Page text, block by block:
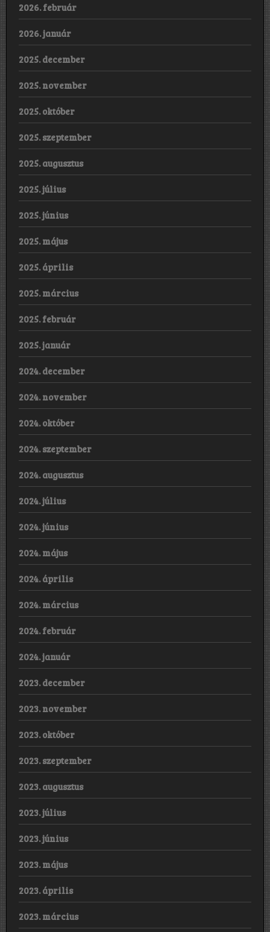
2026. február
2026. január
2025. december
2025. november
2025. október
2025. szeptember
2025. augusztus
2025. július
2025. június
2025. május
2025. április
2025. március
2025. február
2025. január
2024. december
2024. november
2024. október
2024. szeptember
2024. augusztus
2024. július
2024. június
2024. május
2024. április
2024. március
2024. február
2024. január
2023. december
2023. november
2023. október
2023. szeptember
2023. augusztus
2023. július
2023. június
2023. május
2023. április
2023. március